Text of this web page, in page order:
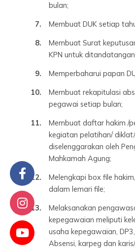
bulan;
Membuat DUK setiap
Membuat Surat
KPN untuk
Memperbaharui papan
Membuat rekapitulasi
pegawai setiap bulan;
Membuat daftar hakim /
kegiatan pelatihan/
diselenggarakan oleh
Mahkamah Agung;
Melengkapi box file
dalam lemari file;
Melaksanakan
kepegawaian meliputi
usaha kepegawaian, DP3,
Absensi, karpeg dan